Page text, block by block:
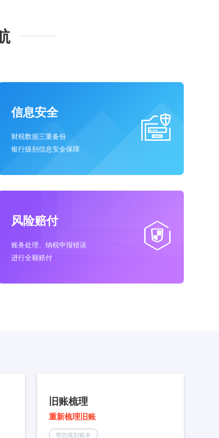
信息安全
财税数据三重备份
银行级别信息安全保障
风险赔付
账务处理、纳税申报错误
进行全额赔付
旧账梳理
重新梳理旧账
帮您规划账本